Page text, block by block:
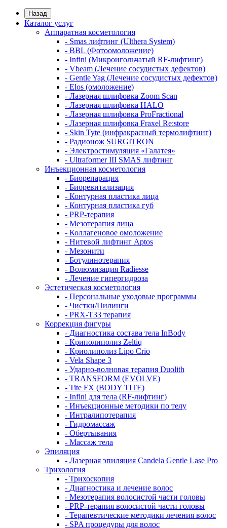
Назад
Каталог услуг
Аппаратная косметология
- Smas лифтинг (Ulthera System)
- BBL (Фотоомоложение)
- Infini (Микроигольчатый RF-лифтинг)
- Vbeam (Лечение сосудистых дефектов)
- Gentle Yag (Лечение сосудистых дефектов)
- Elos (омоложение)
- Лазерная шлифовка Zoom Scan
- Лазерная шлифовка HALO
- Лазерная шлифовка ProFractional
- Лазерная шлифовка Fraxel Re:store
- Skin Tyte (инфракрасный термолифтинг)
- Радионож SURGITRON
- Электростимуляция «Галатея»
- Ultraformer III SMAS лифтинг
Инъекционная косметология
- Биорепарация
- Биоревитализация
- Контурная пластика лица
- Контурная пластика губ
- PRP-терапия
- Мезотерапия лица
- Коллагеновое омоложение
- Нитевой лифтинг Aptos
- Мезонити
- Ботулинотерапия
- Волюмизация Radiesse
- Лечение гипергидроза
Эстетическая косметология
- Персональные уходовые программы
- Чистки/Пилинги
- PRX-T33 терапия
Коррекция фигуры
- Диагностика состава тела InBody
- Криполиполиз Zeltiq
- Криолиполиз Lipo Crio
- Vela Shape 3
- Ударно-волновая терапия Duolith
- TRANSFORM (EVOLVE)
- Tite FX (BODY TITE)
- Infini для тела (RF-лифтинг)
- Инъекционные методики по телу
- Интралипотерапия
- Гидромассаж
- Обертывания
- Массаж тела
Эпиляция
- Лазерная эпиляция Candela Gentle Lase Pro
Трихология
- Трихоскопия
- Диагностика и лечение волос
- Мезотерапия волосистой части головы
- PRP-терапия волосистой части головы
- Терапевтические методики лечения волос
- SPA процедуры для волос